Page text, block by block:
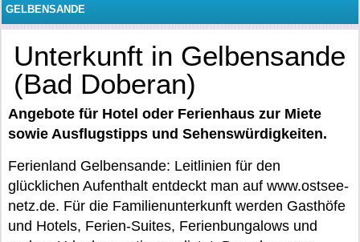
GELBENSANDE
Unterkunft in Gelbensande
(Bad Doberan)
Angebote für Hotel oder Ferienhaus zur Miete
sowie Ausflugstipps und Sehenswürdigkeiten.
Ferienland Gelbensande: Leitlinien für den
glücklichen Aufenthalt entdeckt man auf www.ostsee-
netz.de. Für die Familienunterkunft werden Gasthöfe
und Hotels, Ferien-Suites, Ferienbungalows und